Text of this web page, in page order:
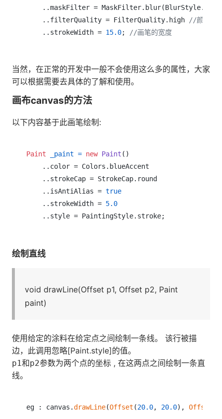
..maskFilter =
    ..filterQuality = FilterQuality.high
//颜色渲
    ..strokeWidth =
15.0; //画笔的宽度
当然，在正常的开发中一般不会使用这么多的属性，大家
可以根据需要去具体的了解和使用。
画布canvas的方法
以下内容基于此画笔绘制:
Paint _paint = new Paint ()
    ..color = Colors.blueAccent
    ..strokeCap = StrokeCap.round
    ..isAntiAlias =
true
    ..strokeWidth =
5.0
绘制直线
void drawLine(Offset p1, Offset p2, Paint
paint)
使用给定的涂料在给定点之间绘制一条线。 该行被描
边，此调用忽略[Paint.style]的值。
p1和p2参数为两个点的坐标 , 在这两点之间绘制一条直
线。
eg : canvas.drawLine(Offset (20.0, 20.0), Offset